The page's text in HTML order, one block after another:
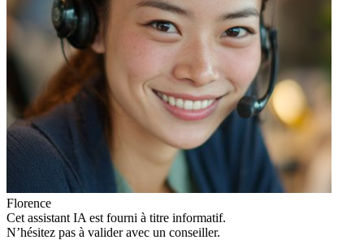
Florence
Cet assistant IA est fourni à titre informatif.
N’hésitez pas à valider avec un conseiller.